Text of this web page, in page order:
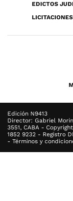
EDICTOS
LICITACIONES
Edición N9413
Director: Gabriel
3551, CABA -
1852 9232 - Registro
- Términos y